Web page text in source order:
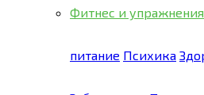
Фитнес и упражнения
питание Психика